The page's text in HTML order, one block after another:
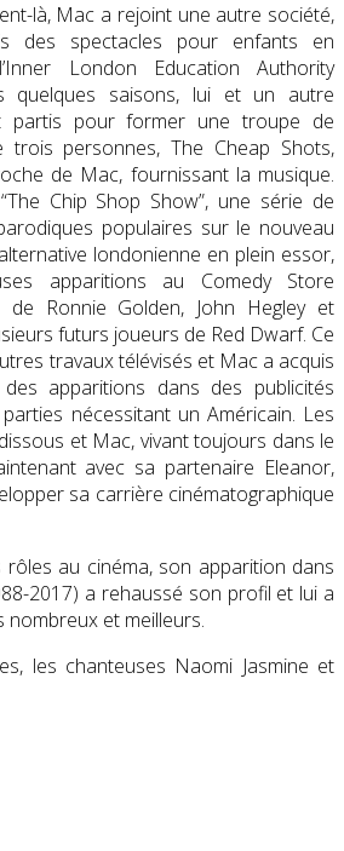
là, Mac a rejoint une autre société,
des spectacles pour enfants en
London Education Authority
quelques saisons, lui et un autre
partis pour former une troupe de
trois personnes, The Cheap Shots,
de Mac, fournissant la musique.
Chip Shop Show”, une série de
populaires sur le nouveau
londonienne en plein essor,
apparitions au Comedy Store
Ronnie Golden, John Hegley et
futurs joueurs de Red Dwarf. Ce
travaux télévisés et Mac a acquis
apparitions dans des publicités
nécessitant un Américain. Les
et Mac, vivant toujours dans le
avec sa partenaire Eleanor,
sa carrière cinématographique
au cinéma, son apparition dans
2017) a rehaussé son profil et lui a
et meilleurs.
les chanteuses Naomi Jasmine et